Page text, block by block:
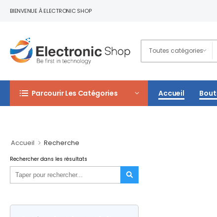
BIENVENUE À ELECTRONIC SHOP
Parcourir Les Catégories Accueil
Accueil Recherche
Rechercher dans les résultats